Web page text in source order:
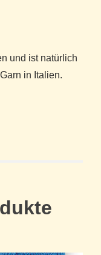
und ist natürlich
in Italien.